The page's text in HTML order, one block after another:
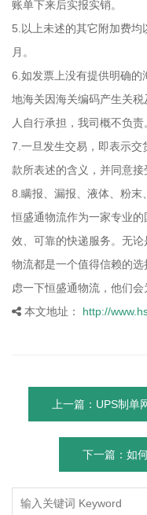
账单下来后实报实销。
5.以上未述的其它附加费
月。
6.如发票上没有提供明确的
地海关因海关编码产生关
人自行承担，我司概不负责
7.一旦发生交易，即表示交
款所表述的含义，并同意
8.瞒报、漏报、液体、粉末
恒盛通物流作为一家专业
效、可靠的快递服务。无
物流都是一个值得信赖的
虑一下恒盛通物流，他们会
本文地址：
http://
上一篇：UPS制单
下一篇：如